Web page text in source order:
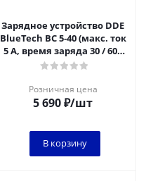
Зарядное устройство DDE
BlueTech BC 5-40 (макс. ток
5 А, время заряда 30 / 60 /
90 мин, 40 В)
Розничная цена
5 690₽/шт
В корзину